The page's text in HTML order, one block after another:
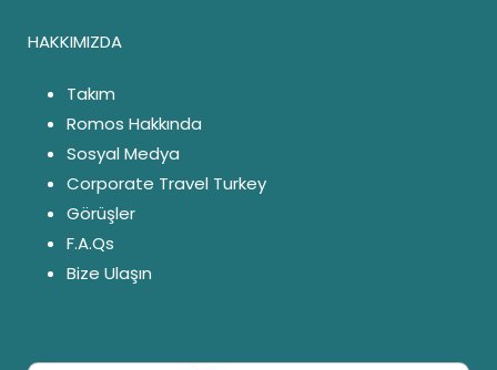
HAKKIMIZDA
Takım
Romos Hakkında
Sosyal Medya
Corporate Travel Turkey
Görüşler
F.A.Qs
Bize Ulaşın